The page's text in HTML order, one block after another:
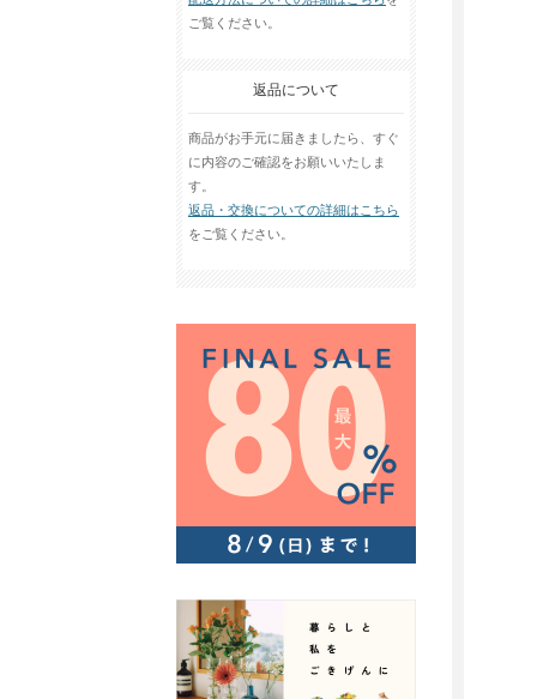
ご覧ください。
返品について
商品がお手元に届きましたら、すぐ
に内容のご確認をお願いいたしま
す。
返品・交換についての詳細はこちら
をご覧ください。